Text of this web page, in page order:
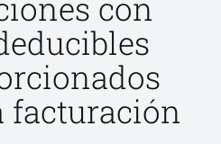
facturación